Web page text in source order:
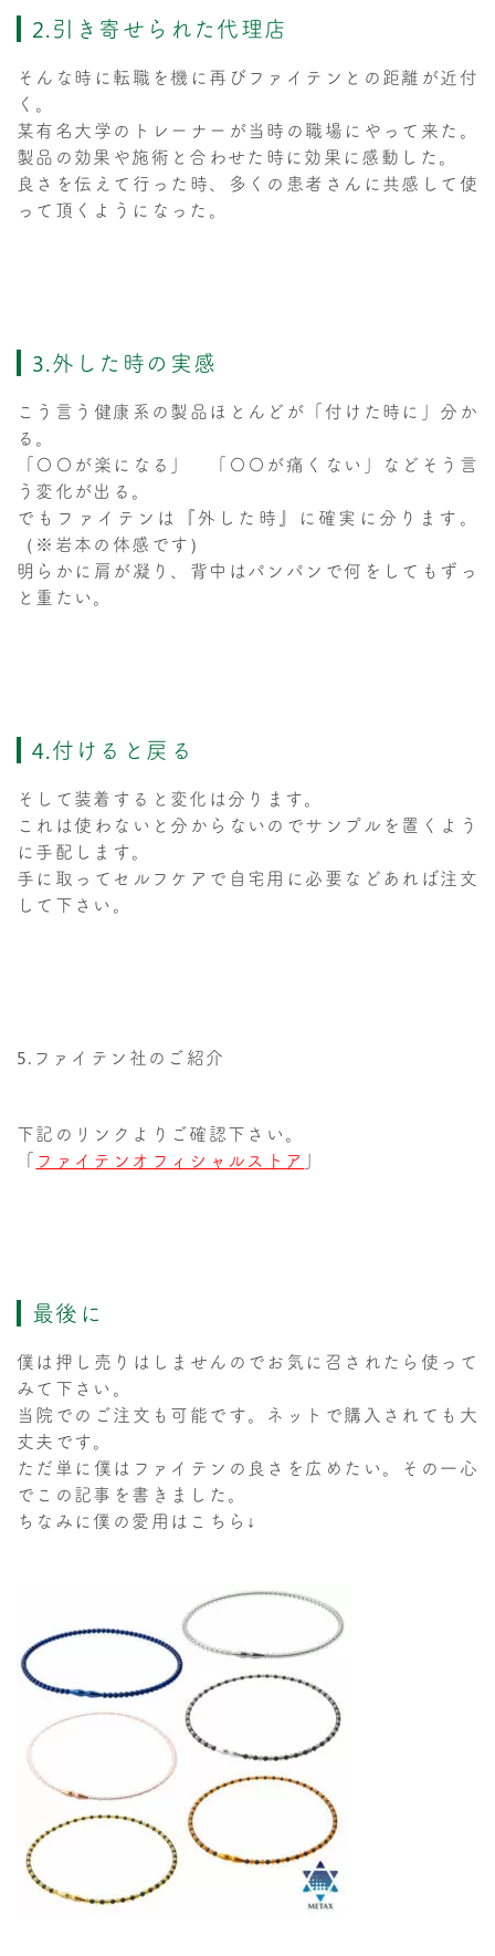
2.引き寄せられた代理店
そんな時に転職を機に再びファイテンとの距離が近付
く。
某有名大学のトレーナーが当時の職場にやって来た。
製品の効果や施術と合わせた時に効果に感動した。
良さを伝えて行った時、多くの患者さんに共感して使
って頂くようになった。
3.外した時の実感
こう言う健康系の製品ほとんどが「付けた時に」分か
る。
「〇〇が楽になる」 「〇〇が痛くない」などそう言
う変化が出る。
でもファイテンは『外した時』に確実に分ります。
（※岩本の体感です）
明らかに肩が凝り、背中はパンパンで何をしてもずっ
と重たい。
4.付けると戻る
そして装着すると変化は分ります。
これは使わないと分からないのでサンプルを置くよう
に手配します。
手に取ってセルフケアで自宅用に必要などあれば注文
して下さい。
5.ファイテン社のご紹介
下記のリンクよりご確認下さい。
「 ファイテンオフィシャルストア 」
最後に
僕は押し売りはしませんのでお気に召されたら使って
みて下さい。
当院でのご注文も可能です。ネットで購入されても大
丈夫です。
ただ単に僕はファイテンの良さを広めたい。その一心
でこの記事を書きました。
ちなみに僕の愛用はこちら↓